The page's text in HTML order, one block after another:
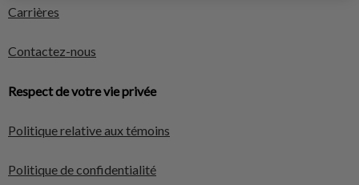
Carrières
Contactez-nous
Respect de votre vie privée
Politique relative aux témoins
Politique de confidentialité